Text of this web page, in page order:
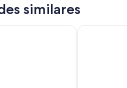
similares
Spa Bungalows